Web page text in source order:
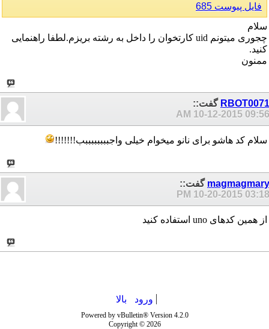
فایل پیوست 685
سلام
چجوری میتونم uid کارتخوان را داخل به رشته بریزم.لطفا راهنمایی
کنید.
ممنون
RBOT0071 گفت::
10-12-2015 09:56 AM
سلام کد هاشو برای نانو میخوام خیلی واجببببببببب!!!!!!!
magmagmary گفت::
10-20-2015 03:18 PM
از همین کدهای uno استفاده کنید
ورود بالا
Powered by vBulletin® Version 4.2.0
Copyright © 2026